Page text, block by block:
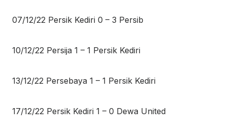
07/12/22 Persik Kediri 0 – 3 Persib
10/12/22 Persija 1 – 1 Persik Kediri
13/12/22 Persebaya 1 – 1 Persik Kediri
17/12/22 Persik Kediri 1 – 0 Dewa United